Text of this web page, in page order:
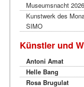
Museumsnacht
Kunstwerk des
SIMO
Künstler und
Antoni Amat
Helle Bang
Rosa Brugulat